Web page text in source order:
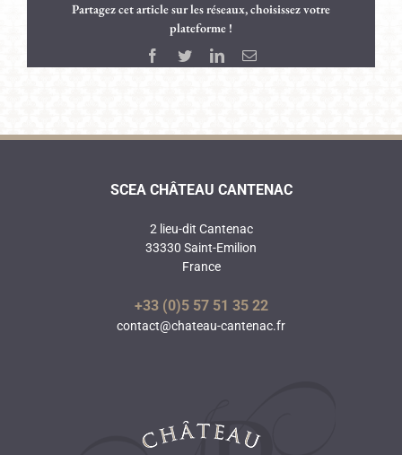
Partagez cet article sur les réseaux, choisissez votre
plateforme !
Facebook
TwitterLinkedInEmail
SCEA CHÂTEAU CANTENAC
2 lieu-dit Cantenac
33330 Saint-Emilion
France
+33 (0)5 57 51 35 22
contact@chateau-cantenac.fr